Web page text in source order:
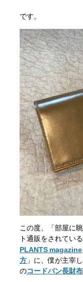
です。
この度、「部屋に
ト通販をされている
PLANTS magazine
方 」に、僕が主宰
のコードバン長財布